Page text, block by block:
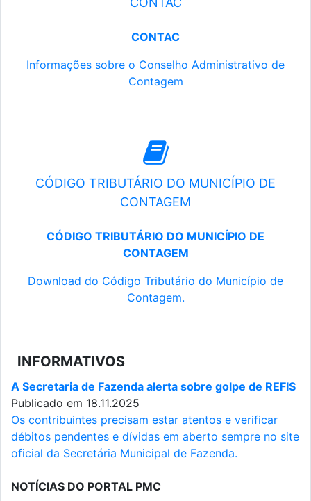
CONTAC
Informações sobre o Conselho Administrativo de
Contagem
CÓDIGO TRIBUTÁRIO DO MUNICÍPIO DE
CONTAGEM
CÓDIGO TRIBUTÁRIO DO MUNICÍPIO DE
CONTAGEM
Download do Código Tributário do Município de
Contagem.
INFORMATIVOS
A Secretaria de Fazenda alerta sobre golpe de REFIS
Publicado em 18.11.2025
Os contribuintes precisam estar atentos e verificar
débitos pendentes e dívidas em aberto sempre no site
oficial da Secretária Municipal de Fazenda.
NOTÍCIAS DO PORTAL PMC